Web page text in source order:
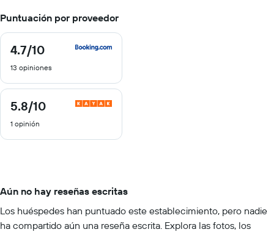
Puntuación por proveedor
4.7/10
4.7
10
13 opiniones
5.8/10
5.8
10
1 opinión
Aún no hay reseñas escritas
Los huéspedes han puntuado este establecimiento, pero nadie
ha compartido aún una reseña escrita. Explora las fotos, los